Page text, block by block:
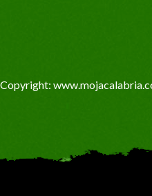
Copyright: